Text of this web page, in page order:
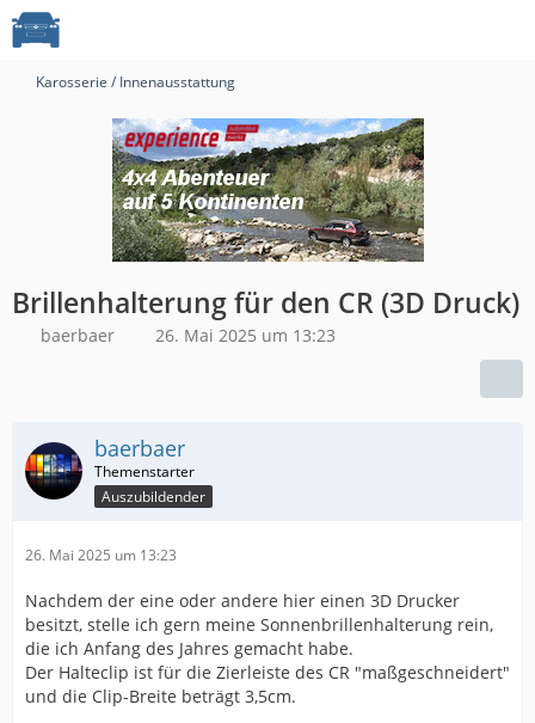
Karosserie / Innenausstattung
Brillenhalterung für den CR (3D Druck)
baerbaer 26. Mai 2025 um 13:23
baerbaer
Auszubildender
26. Mai 2025 um 13:23
Nachdem der eine oder andere hier einen 3D Drucker
besitzt, stelle ich gern meine Sonnenbrillenhalterung rein,
die ich Anfang des Jahres gemacht habe.
Der Halteclip ist für die Zierleiste des CR "maßgeschneidert"
und die Clip-Breite beträgt 3,5cm.